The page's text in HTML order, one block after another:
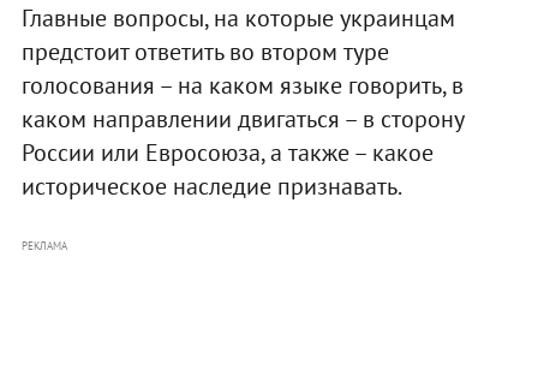
Главные вопросы, на которые украинцам
предстоит ответить во втором туре
голосования – на каком языке говорить, в
каком направлении двигаться – в сторону
России или Евросоюза, а также – какое
историческое наследие признавать.
РЕКЛАМА